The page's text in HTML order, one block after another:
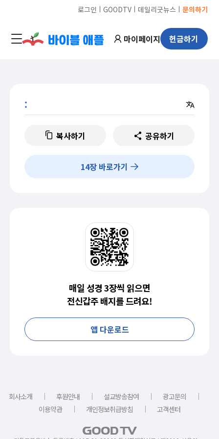
로그인 ㅣ GOODTVㅣ 데일리굿뉴스 ㅣ 문의하기
마이페이지 헌금하기
:
복사하기 공유하기
14장 바로가기
매일 성경 3장씩 읽으면
전신갑주 배지를 드려요!
앱 다운로드
회사소개 ｜ 후원안내 ｜ 설교방송참여 ｜ 광고문의
｜
이용약관
｜ 개인정보취급방침 ｜ 고객센터